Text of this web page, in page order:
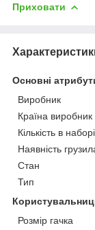
Приховати
Основні
Виробник
Країна виробник
Кількість в наборі
Наявність
Стан
Тип
Розмір гачка